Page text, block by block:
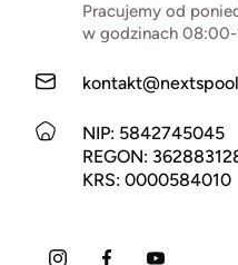
Pracujemy od
w godzinach
NIP: 5842745045
REGON:
KRS: 0000584010